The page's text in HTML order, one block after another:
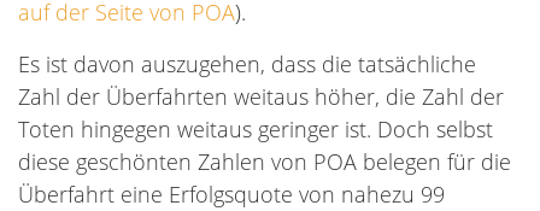
auf der Seite von POA).
Es ist davon auszugehen, dass die tatsächliche
Zahl der Überfahrten weitaus höher, die Zahl der
Toten hingegen weitaus geringer ist. Doch selbst
diese geschönten Zahlen von POA belegen für die
Überfahrt eine Erfolgsquote von nahezu 99